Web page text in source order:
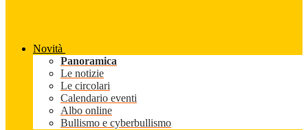
Novità
Panoramica
Le notizie
Le circolari
Calendario eventi
Albo online
Bullismo e cyberbullismo